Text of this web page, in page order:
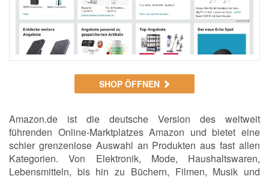
SHOP ÖFFNEN
Amazon.de ist die deutsche Version des weltweit
führenden Online-Marktplatzes Amazon und bietet eine
schier grenzenlose Auswahl an Produkten aus fast allen
Kategorien. Von Elektronik, Mode, Haushaltswaren,
Lebensmitteln, bis hin zu Büchern, Filmen, Musik und